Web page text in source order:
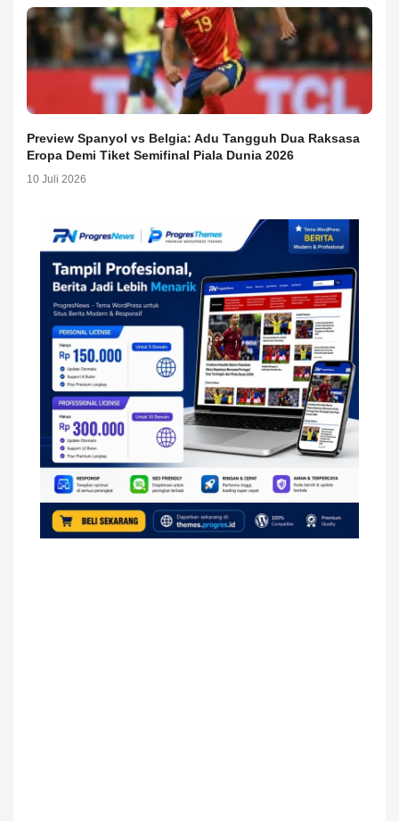
Preview Spanyol vs Belgia: Adu Tangguh Dua Raksasa
Eropa Demi Tiket Semifinal Piala Dunia 2026
10 Juli 2026